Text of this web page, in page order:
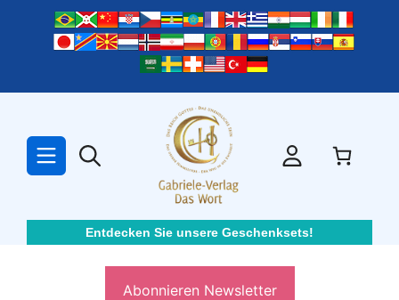
springen
Entdecken Sie unsere Geschenksets!
Abonnieren Newsletter